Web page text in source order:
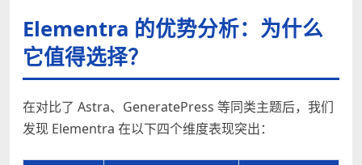
Elementra 的优势分析：为什么
它值得选择？
在对比了 Astra、GeneratePress 等同类主题后，我们
发现 Elementra 在以下四个维度表现突出：